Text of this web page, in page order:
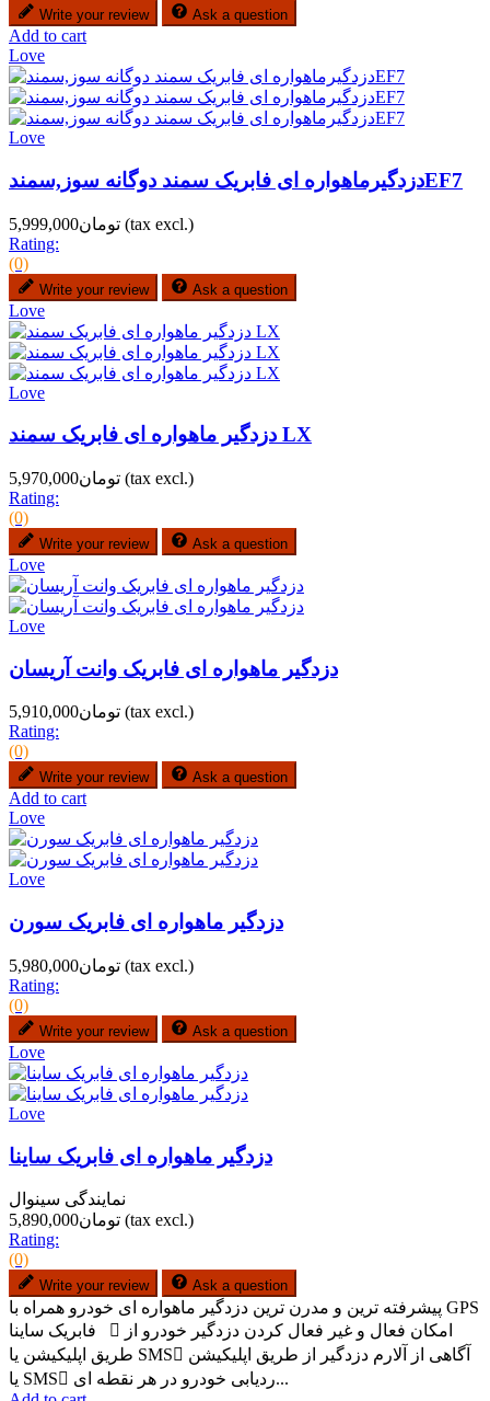
Write your review Ask a question
Add to cart
Love
Love
دزدگیرماهواره ای فابریک سمند دوگانه سوز,سمندEF7
تومان5,999,000 (tax excl.)
Rating:
(0)
Write your review Ask a question
Love
Love
دزدگیر ماهواره ای فابریک سمند LX
تومان5,970,000 (tax excl.)
Rating:
(0)
Write your review Ask a question
Love
Love
دزدگیر ماهواره ای فابریک وانت آریسان
تومان5,910,000 (tax excl.)
Rating:
(0)
Write your review Ask a question
Add to cart
Love
Love
دزدگیر ماهواره ای فابریک سورن
تومان5,980,000 (tax excl.)
Rating:
(0)
Write your review Ask a question
Love
Love
دزدگیر ماهواره ای فابریک ساینا
نمایندگی سینوال
تومان5,890,000 (tax excl.)
Rating:
(0)
Write your review Ask a question
پیشرفته ترین و مدرن ترین دزدگیر ماهواره ای خودرو همراه با GPS
فابریک ساینا  امکان فعال و غیر فعال کردن دزدگیر خودرو از
طریق اپلیکیشن یا SMS آگاهی از آلارم دزدگیر از طریق اپلیکیشن
یا SMS ردیابی خودرو در هر نقطه ای...